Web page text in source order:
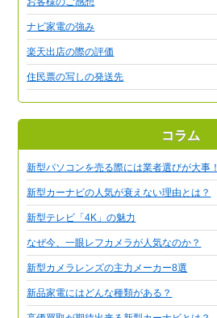
ナビ家電の強み
楽天出店の際の評価
住民票の写しの発送先
コラム
新型パソコンを売る際には業者選びが大事！
新型カーナビの人気が衰えない理由とは？
新型テレビ「4K」の魅力
なぜ今、一眼レフカメラが人気なのか？
新型カメラレンズの主力メーカー8選
新品家電にはどんな種類がある？